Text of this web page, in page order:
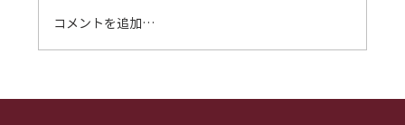
意外と身近な悩み？女性に多い「便秘」
コメントを追加…